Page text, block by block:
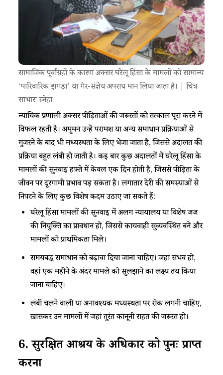
सामाजिक पूर्वाग्रहों के कारण अक्सर घरेलू हिंसा के मामलों को सामान्य
‘पारिवारिक झगड़ा’ या गैर-संज्ञेय अपराध मान लिया जाता है। | चित्र
साभारः स्नेहा
न्यायिक प्रणाली अक्सर पीड़िताओं की जरूरतों को तत्काल पूरा करने में
विफल रहती है। अमूमन उन्हें परामर्श या अन्य समाधान प्रक्रियाओं से
गुजरने के बाद भी मध्यस्थता के लिए भेजा जाता है, जिससे अदालत की
प्रक्रिया बहुत लंबी हो जाती है। कई बार कुछ अदालतों में घरेलू हिंसा के
मामलों की ​​​सुनवाई​​ ​हफ़्ते में केवल एक दिन​​ ​होती है, जिससे पीड़िता के
जीवन पर दूरगामी प्रभाव पड़ सकता है। लगातार देरी की समस्याओं से
निपटने के लिए कुछ विशेष कदम उठाए जा सकते हैं:
घरेलू हिंसा मामलों की सुनवाई में अलग न्यायालय या विशेष जज
की नियुक्ति का प्रावधान हो, जिससे कार्यवाही सुव्यवस्थित बने और
मामलों को प्राथमिकता मिले।
समयबद्ध समाधान को बढ़ावा दिया जाना चाहिए। जहां संभव हो,
वहां एक महीने के अंदर मामले को सुलझाने का लक्ष्य तय किया
जाना चाहिए।
लंबी चलने वाली या अनावश्यक मध्यस्थता पर रोक लगनी चाहिए,
खासकर उन मामलों में जहां तुरंत कानूनी राहत की जरूरत हो।
6. सुरक्षित आश्रय के अधिकार को पुनः प्राप्त
करना